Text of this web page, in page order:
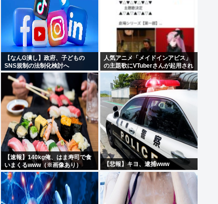
【なんG潰し】政府、子どもの
SNS規制の法制化検討へ
人気アニメ「メイドインアビス」
の主題歌にVTuberさんが起用され
てまたまたまた炎上、もう何回目
だよ…
【速報】140kg俺、はま寿司で食
いまくるwww（※画像あり）
【悲報】キヨ、逮捕www